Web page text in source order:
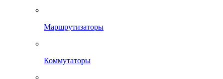
Маршрутизаторы
Коммутаторы